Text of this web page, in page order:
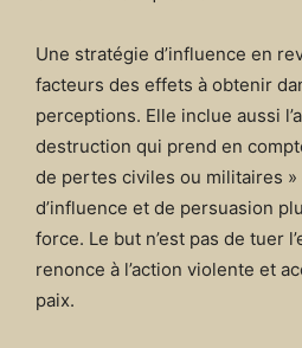
Une stratégie d’influence en
facteurs des effets à obtenir
perceptions. Elle inclue aussi
destruction qui prend en
de pertes civiles ou militaires
d’influence et de persuasion
force. Le but n’est pas de tuer
renonce à l’action violente et
paix.